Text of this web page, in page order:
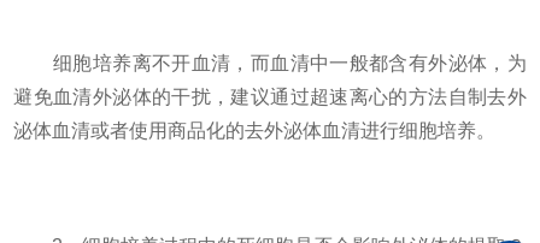
细胞培养离不开血清，而血清中一般都含有外泌体，为
避免血清外泌体的干扰，建议通过超速离心的方法自制去外
泌体血清或者使用商品化的去外泌体血清进行细胞培养。